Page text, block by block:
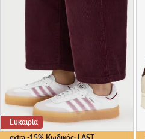
Ευκαιρία